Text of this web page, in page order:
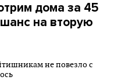
дома за 45
на вторую